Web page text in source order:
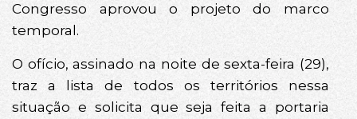
Congresso aprovou o projeto do marco
temporal.
O ofício, assinado na noite de sexta-feira (29),
traz a lista de todos os territórios nessa
situação e solicita que seja feita a portaria